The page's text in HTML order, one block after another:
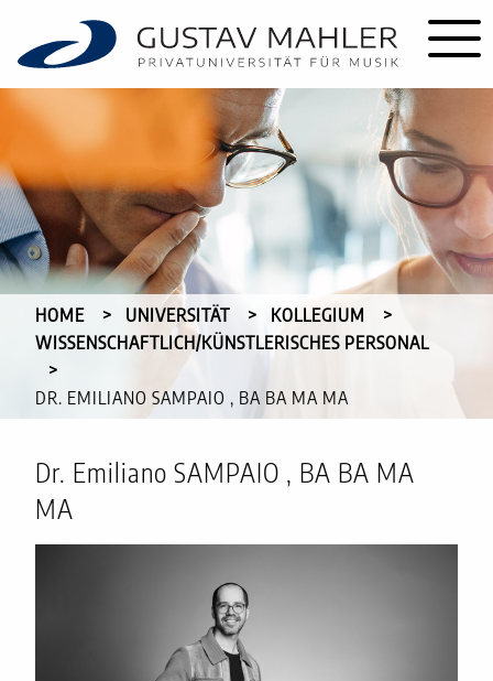
HOME UNIVERSITÄT
KOLLEGIUM
WISSENSCHAFTLICH/KÜNSTLERISCHES PERSONAL
CURRENT:
DR. EMILIANO SAMPAIO , BA BA MA MA
Dr. Emiliano SAMPAIO , BA BA MA
MA